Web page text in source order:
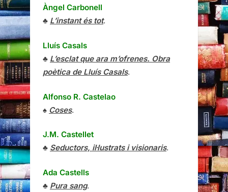
Àngel Carbonell
♣ L’instant és tot.
Lluís Casals
♣ L’esclat que ara m’ofrenes. Obra
poètica de Lluís Casals.
Alfonso R. Castelao
♠ Coses.
J.M. Castellet
♣ Seductors, il·lustrats i visionaris.
Ada Castells
♣ Pura sang.